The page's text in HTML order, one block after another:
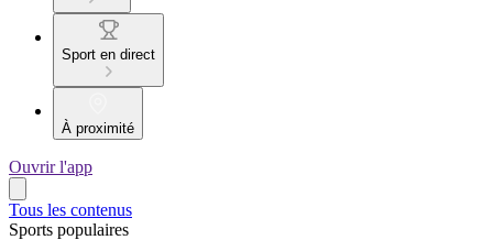
Sport en direct
À proximité
Ouvrir l'app
Tous les contenus
Sports populaires